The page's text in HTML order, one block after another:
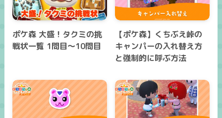
ポケ森 大盛！タクミの挑
戦状一覧 1問目～10問目
【ポケ森】くちぶえ峠の
キャンパーの入れ替え方
と強制的に呼ぶ方法